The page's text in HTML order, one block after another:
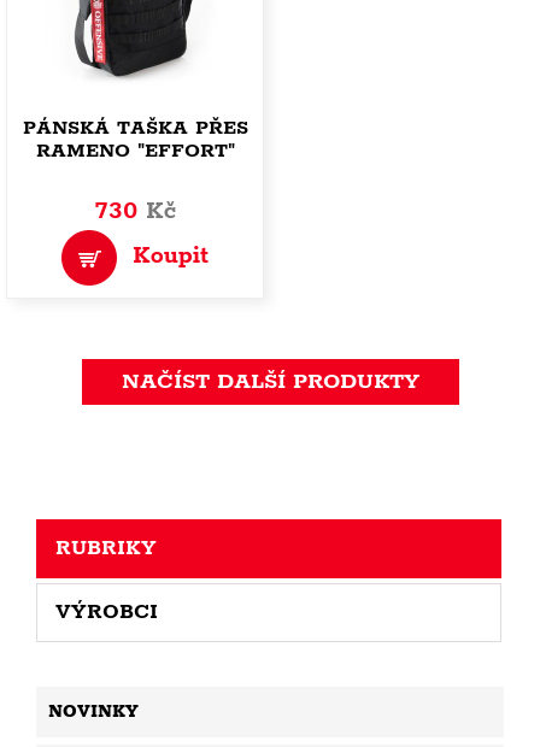
PÁNSKÁ TAŠKA PŘES
RAMENO "EFFORT"
730 Kč
Koupit
NAČÍST DALŠÍ PRODUKTY
RUBRIKY
VÝROBCI
NOVINKY